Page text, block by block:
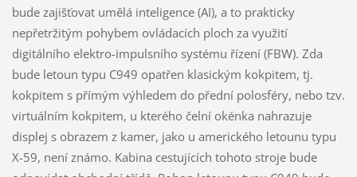
bude zajišťovat umělá inteligence (AI), a to prakticky
nepřetržitým pohybem ovládacích ploch za využití
digitálního elektro-impulsního systému řízení (FBW). Zda
bude letoun typu C949 opatřen klasickým kokpitem, tj.
kokpitem s přímým výhledem do přední polosféry, nebo tzv.
virtuálním kokpitem, u kterého čelní okénka nahrazuje
displej s obrazem z kamer, jako u amerického letounu typu
X-59, není známo. Kabina cestujících tohoto stroje bude